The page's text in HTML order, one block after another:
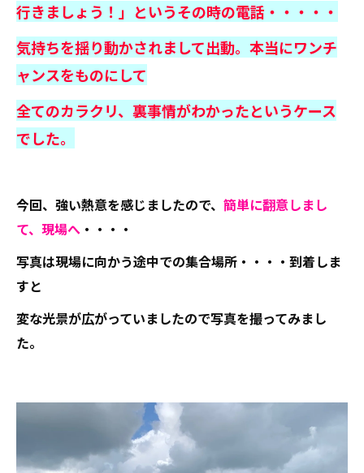
行きましょう！」というその時の電話・・・・・
気持ちを揺り動かされまして出動。本当にワンチ
ャンスをものにして
全てのカラクリ、裏事情がわかったというケース
でした。
今回、強い熱意を感じましたので、 簡単に翻意しまし
て、現場へ ・・・・
写真は現場に向かう途中での集合場所・・・・到着しま
すと
変な光景が広がっていましたので写真を撮ってみまし
た。